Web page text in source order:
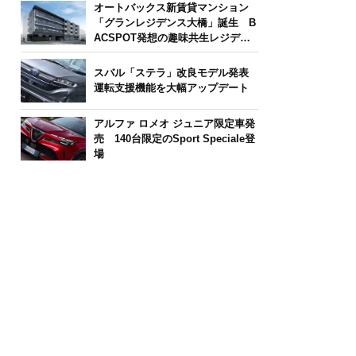
オートバックス新賃貸マンション
「グランレジデンス大橋」誕生 B
ACSPOT発想の趣味共生レジデン
ス
スバル「ステラ」改良モデル発表
運転支援機能を大幅アップデート
アルファ ロメオ ジュニア限定車発
売 140台限定のSport Speciale登
場